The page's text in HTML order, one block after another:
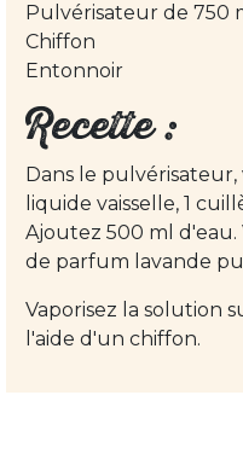
Pulvérisateur de 750
Chiffon
Entonnoir
Recette :
Dans le pulvérisateur,
liquide vaisselle, 1
Ajoutez 500 ml
de parfum lavande
Vaporisez la solution
l'aide d'un chiffon.